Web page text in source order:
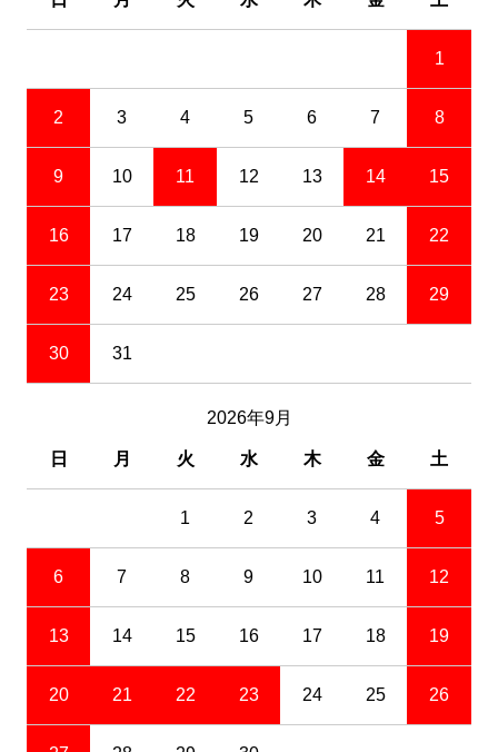
1
2 3 4 5 6 7 8
9 10 11 12 13 14 15
16 17 18 19 20 21 22
23 24 25 26 27 28 29
30 31
2026年9月
日 月 火 水 木 金 土
1 2 3 4 5
6 7 8 9 10 11 12
13 14 15 16 17 18 19
20 21 22 23 24 25 26